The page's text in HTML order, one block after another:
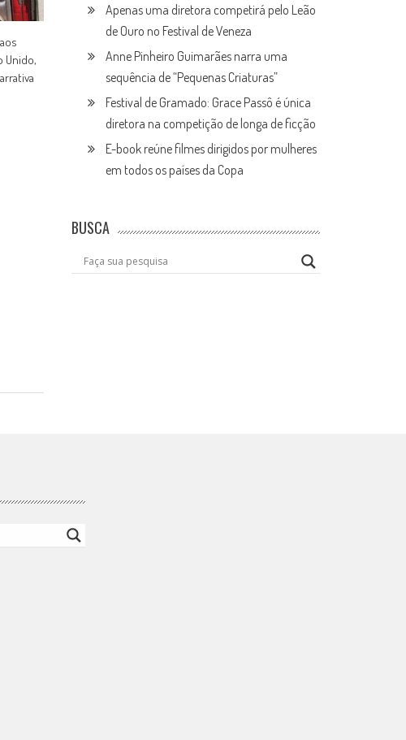
Unido,
Apenas uma diretora competirá pelo Leão
de Ouro no Festival de Veneza
Anne Pinheiro Guimarães narra uma
sequência de “Pequenas Criaturas”
Festival de Gramado: Grace Passô é única
diretora na competição de longa de ficção
E-book reúne filmes dirigidos por mulheres
em todos os países da Copa
BUSCA